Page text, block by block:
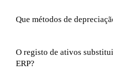
Que métodos de
O registo de ativos
ERP?